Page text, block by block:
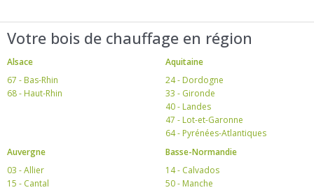
Votre bois de chauffage en région
Alsace
67 - Bas-Rhin
68 - Haut-Rhin
Aquitaine
24 - Dordogne
33 - Gironde
40 - Landes
47 - Lot-et-Garonne
64 - Pyrénées-Atlantiques
Auvergne
03 - Allier
15 - Cantal
Basse-Normandie
14 - Calvados
50 - Manche